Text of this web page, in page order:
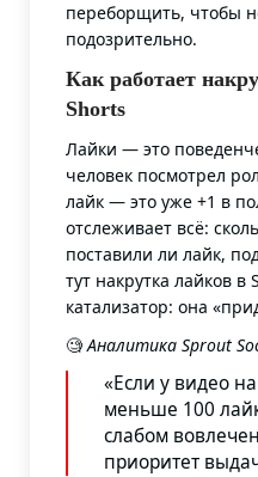
переборщить, чтобы
подозрительно.
Как работает
Shorts
Лайки — это
человек посмотрел
лайк — это уже +1 в
отслеживает всё:
поставили ли лайк,
тут накрутка лайков в
катализатор: она
🧐Аналитика Sprout
«Если у видео
меньше 100
слабом
приоритет